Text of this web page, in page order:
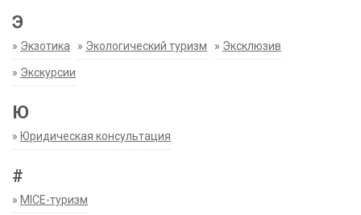
Э
» Экзотика » Экологический туризм » Эксклюзив
» Экскурсии
Ю
» Юридическая консультация
#
» MICE-туризм